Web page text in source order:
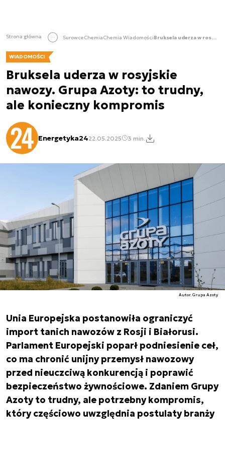
Strona główna SurowceChemiaChemia Wiadomości Bruksela uderza w rosyjskie nawozy. Grupa Azoty: to trudny, ale konieczny kompromis
WIADOMOŚCI
Bruksela uderza w rosyjskie
nawozy. Grupa Azoty: to trudny,
ale konieczny kompromis
Energetyka2422.05.2025 3 min.
Autor. Grupa Azoty
Unia Europejska postanowiła ograniczyć
import tanich nawozów z Rosji i Białorusi.
Parlament Europejski poparł podniesienie ceł,
co ma chronić unijny przemysł nawozowy
przed nieuczciwą konkurencją i poprawić
bezpieczeństwo żywnościowe. Zdaniem Grupy
Azoty to trudny, ale potrzebny kompromis,
który częściowo uwzględnia postulaty branży